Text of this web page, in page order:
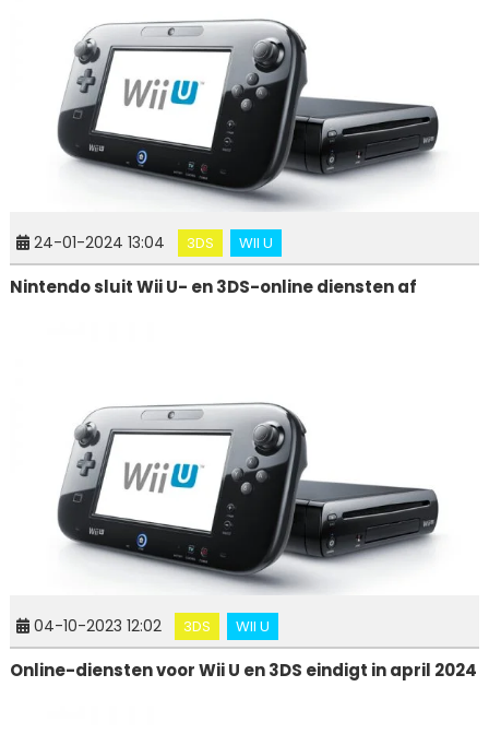
24-01-2024 13:04 3DS WII U
Nintendo sluit Wii U- en 3DS-online diensten af
04-10-2023 12:02 3DS WII U
Online-diensten voor Wii U en 3DS eindigt in april 2024